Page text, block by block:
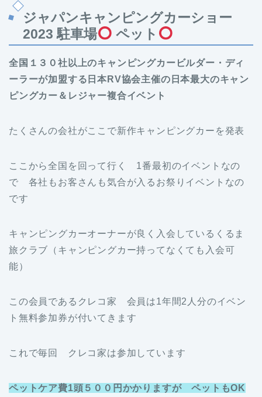
ジャパンキャンピングカーショー
2023 駐車場
ペット
全国１３０社以上のキャンピングカービルダー・ディ
ーラーが加盟する日本RV協会主催の日本最大のキャン
ピングカー＆レジャー複合イベント
たくさんの会社がここで新作キャンピングカーを発表
ここから全国を回って行く 1番最初のイベントなの
で 各社もお客さんも気合が入るお祭りイベントなの
です
キャンピングカーオーナーが良く入会しているくるま
旅クラブ（キャンピングカー持ってなくても入会可
能）
この会員であるクレコ家 会員は1年間2人分のイベン
ト無料参加券が付いてきます
これで毎回 クレコ家は参加しています
ペットケア費1頭５００円かかりますが ペットもOK